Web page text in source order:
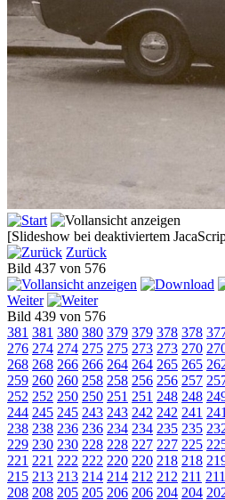
[Slideshow bei deaktiviertem
Zurück
Bild 437 von 576
Weiter
Bild 439 von 576
381 381 380 380 379 379 378 378
276 274 274 275 275 273 273 270
268 268 266 266 264 264 265 265
259 260 260 258 258 256 256 257
252 252 250 250 251 251 248 248
244 245 245 243 243 242 242 241 241
238 238 236 236 234 234 235 235
229 230 230 228 228 227 227 225
221 221 222 222 220 220 218 218
215 213 213 214 214 212 212 211 211
208 208 205 205 206 206 204 204